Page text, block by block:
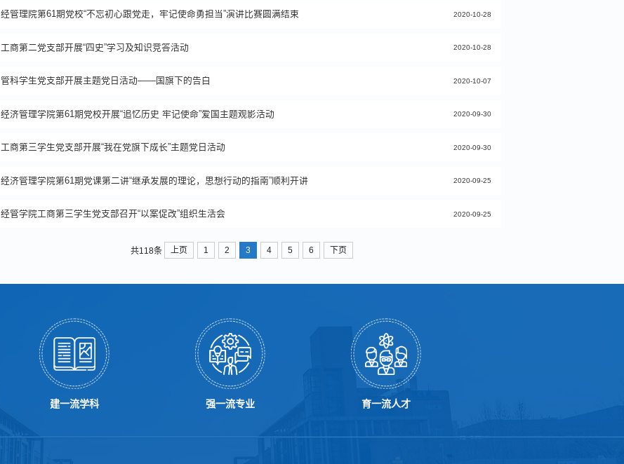
经管理院第61期党校“不忘初心跟党走，牢记使命勇担当”演讲比赛圆满结束 2020-10-28
工商第二党支部开展“四史”学习及知识竞答活动 2020-10-28
管科学生党支部开展主题党日活动——国旗下的告白 2020-10-07
经济管理学院第61期党校开展“追忆历史 牢记使命”爱国主题观影活动 2020-09-30
工商第三学生党支部开展“我在党旗下成长”主题党日活动 2020-09-30
经济管理学院第61期党课第二讲“继承发展的理论，思想行动的指南”顺利开讲 2020-09-25
经管学院工商第三学生党支部召开“以案促改”组织生活会 2020-09-25
共118条 上页 1 2 3 4 5 6 下页
建一流学科 强一流专业 育一流人才